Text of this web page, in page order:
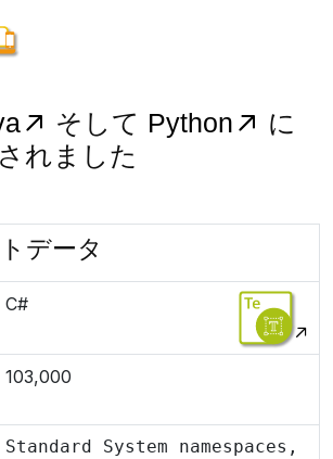
そして Python
に
れました
データ
C#
103,000
Standard System namespaces,